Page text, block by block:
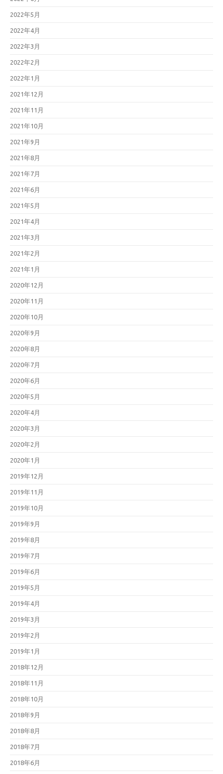
2022年5月
2022年4月
2022年3月
2022年2月
2022年1月
2021年12月
2021年11月
2021年10月
2021年9月
2021年8月
2021年7月
2021年6月
2021年5月
2021年4月
2021年3月
2021年2月
2021年1月
2020年12月
2020年11月
2020年10月
2020年9月
2020年8月
2020年7月
2020年6月
2020年5月
2020年4月
2020年3月
2020年2月
2020年1月
2019年12月
2019年11月
2019年10月
2019年9月
2019年8月
2019年7月
2019年6月
2019年5月
2019年4月
2019年3月
2019年2月
2019年1月
2018年12月
2018年11月
2018年10月
2018年9月
2018年8月
2018年7月
2018年6月